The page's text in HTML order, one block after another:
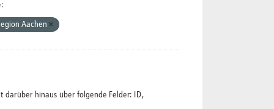
Aachen
hinaus über folgende Felder: ID,